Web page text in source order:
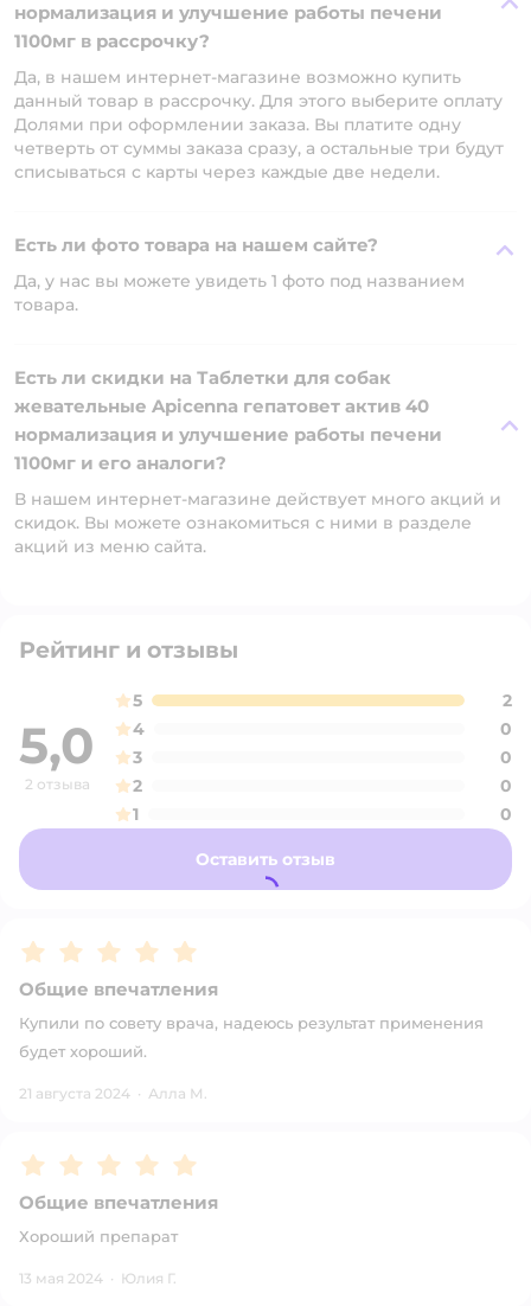
нормализация и улучшение работы печени
1100мг в рассрочку?
Да, в нашем интернет-магазине возможно купить
данный товар в рассрочку. Для этого выберите оплату
Долями при оформлении заказа. Вы платите одну
четверть от суммы заказа сразу, а остальные три будут
списываться с карты через каждые две недели.
Есть ли фото товара на нашем сайте?
Да, у нас вы можете увидеть 1 фото под названием
товара.
Есть ли скидки на Таблетки для собак
жевательные Apicenna гепатовет актив 40
нормализация и улучшение работы печени
1100мг и его аналоги?
В нашем интернет-магазине действует много акций и
скидок. Вы можете ознакомиться с ними в разделе
акций из меню сайта.
Рейтинг и отзывы
5,0
2 отзыва
5
2
4
0
3
0
2
0
1
0
Оставить отзыв
Рейтинг:5
Общие впечатления
Купили по совету врача, надеюсь результат применения
будет хороший.
21 августа 2024 · Алла М.
Рейтинг:5
Общие впечатления
Хороший препарат
13 мая 2024 · Юлия Г.